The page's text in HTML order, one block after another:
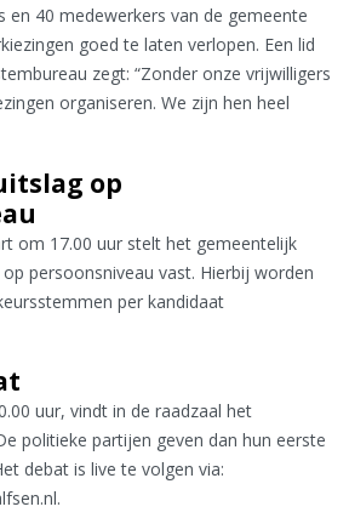
en 40 medewerkers van de gemeente
goed te laten verlopen. Een lid
zegt: “Zonder onze vrijwilligers
organiseren. We zijn hen heel
op
om 17.00 uur stelt het gemeentelijk
persoonsniveau vast. Hierbij worden
per kandidaat
uur, vindt in de raadzaal het
politieke partijen geven dan hun eerste
debat is live te volgen via: